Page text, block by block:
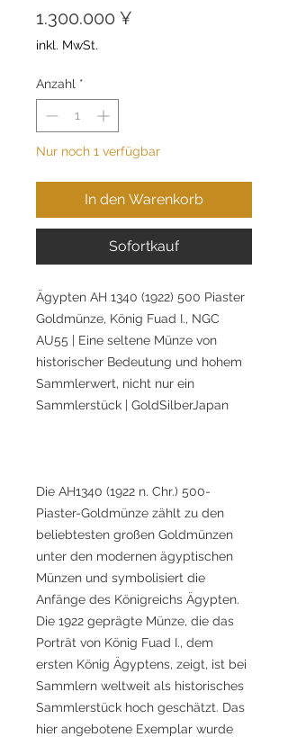
1.300.000 ¥
inkl. MwSt.
Anzahl *
Nur noch 1 verfügbar
In den Warenkorb
Sofortkauf
Ägypten AH 1340 (1922) 500 Piaster
Goldmünze, König Fuad I., NGC
AU55 | Eine seltene Münze von
historischer Bedeutung und hohem
Sammlerwert, nicht nur ein
Sammlerstück | GoldSilberJapan
Die AH1340 (1922 n. Chr.) 500-
Piaster-Goldmünze zählt zu den
beliebtesten großen Goldmünzen
unter den modernen ägyptischen
Münzen und symbolisiert die
Anfänge des Königreichs Ägypten.
Die 1922 geprägte Münze, die das
Porträt von König Fuad I., dem
ersten König Ägyptens, zeigt, ist bei
Sammlern weltweit als historisches
Sammlerstück hoch geschätzt. Das
hier angebotene Exemplar wurde